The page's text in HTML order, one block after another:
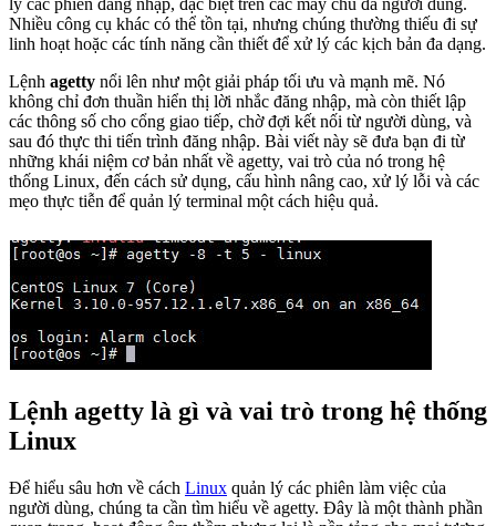
lý các phiên đăng nhập, đặc biệt trên các máy chủ đa người dùng.
Nhiều công cụ khác có thể tồn tại, nhưng chúng thường thiếu đi sự
linh hoạt hoặc các tính năng cần thiết để xử lý các kịch bản đa dạng.
Lệnh agetty nổi lên như một giải pháp tối ưu và mạnh mẽ. Nó
không chỉ đơn thuần hiển thị lời nhắc đăng nhập, mà còn thiết lập
các thông số cho cổng giao tiếp, chờ đợi kết nối từ người dùng, và
sau đó thực thi tiến trình đăng nhập. Bài viết này sẽ đưa bạn đi từ
những khái niệm cơ bản nhất về agetty, vai trò của nó trong hệ
thống Linux, đến cách sử dụng, cấu hình nâng cao, xử lý lỗi và các
mẹo thực tiễn để quản lý terminal một cách hiệu quả.
Lệnh agetty là gì và vai trò trong hệ thống
Linux
Để hiểu sâu hơn về cách Linux quản lý các phiên làm việc của
người dùng, chúng ta cần tìm hiểu về agetty. Đây là một thành phần